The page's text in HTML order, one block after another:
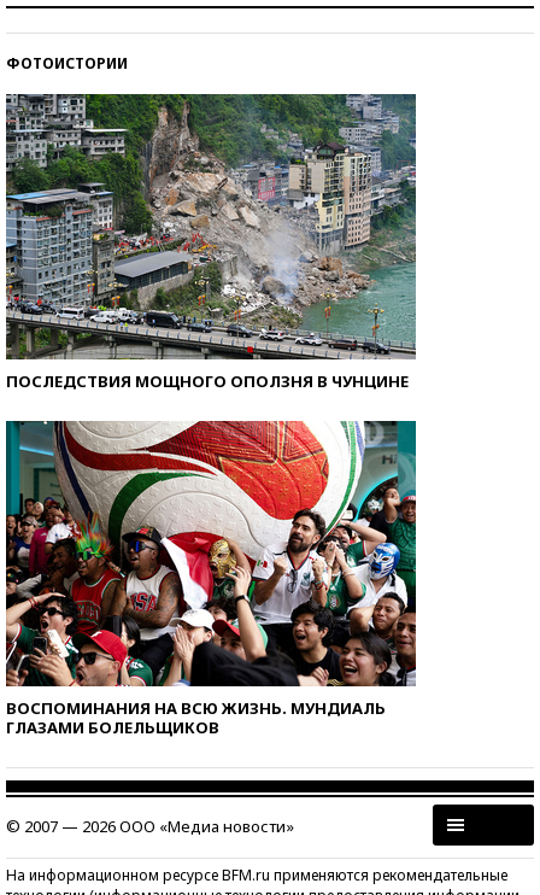
ФОТОИСТОРИИ
ПОСЛЕДСТВИЯ МОЩНОГО ОПОЛЗНЯ В ЧУНЦИНЕ
ВОСПОМИНАНИЯ НА ВСЮ ЖИЗНЬ. МУНДИАЛЬ
ГЛАЗАМИ БОЛЕЛЬЩИКОВ
© 2007 — 2026 ООО «Медиа новости»
На информационном ресурсе BFM.ru применяются рекомендательные